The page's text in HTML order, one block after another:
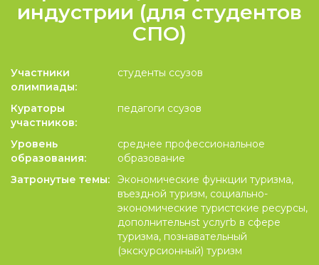
индустрии (для студентов
СПО)
Участники
олимпиады:
студенты ссузов
Кураторы
участников:
педагоги ссузов
Уровень
образования:
среднее профессиональное
образование
Затронутые темы:
Экономические функции туризма,
въездной туризм, социально-
экономические туристские ресурсы,
дополнительнst услугb в сфере
туризма, познавательный
(экскурсионный) туризм